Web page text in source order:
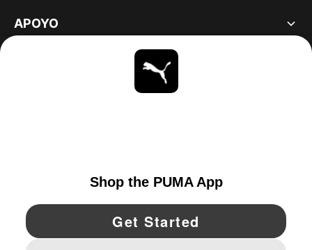
APOYO
YouTube Twitter Pinterest